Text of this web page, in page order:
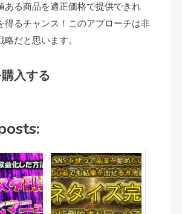
ある商品を適正価格で提供できれ
得るチャンス！このアプローチは非
だと思います。
入する